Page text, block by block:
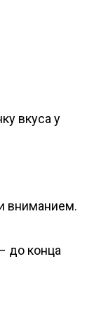
вкуса у
вниманием.
до конца